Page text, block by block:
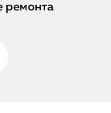
ремонта